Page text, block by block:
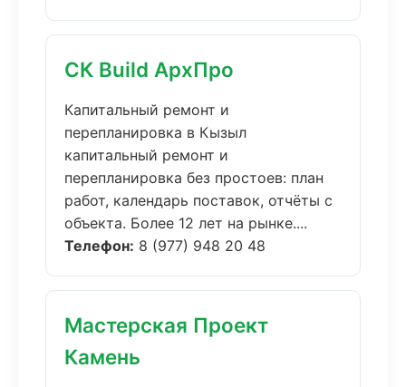
СК Build АрхПро
Капитальный ремонт и
перепланировка в Кызыл
капитальный ремонт и
перепланировка без простоев: план
работ, календарь поставок, отчёты с
объекта. Более 12 лет на рынке....
Телефон: 8 (977) 948 20 48
Мастерская Проект
Камень